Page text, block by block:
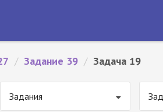
/ Задание 39 / Задача 19
Задания